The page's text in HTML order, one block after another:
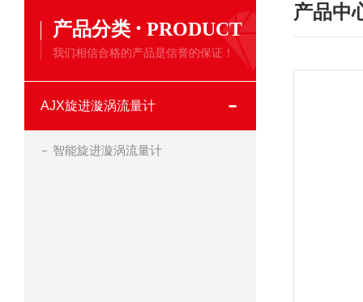
产品分类 · PRODUCT
我们相信合格的产品是信誉的保证！
AJX旋进漩涡流量计
智能旋进漩涡流量计
产品中